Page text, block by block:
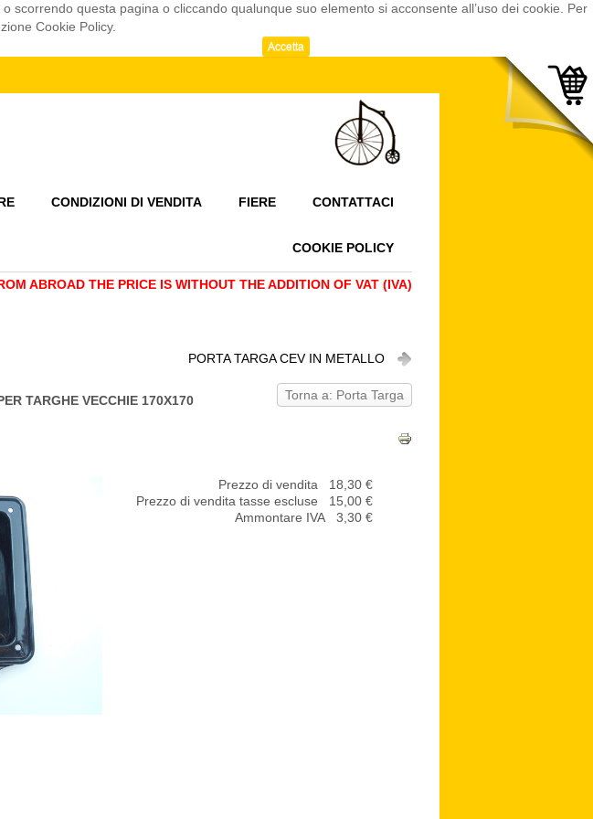
questa pagina o cliccando qualunque suo elemento si acconsente all’uso dei cookie. Per
Cookie Policy.
Accetta
CONDIZIONI DI VENDITA FIERE CONTATTACI
COOKIE POLICY
ABROAD THE PRICE IS WITHOUT THE ADDITION OF VAT (IVA)
PORTA TARGA CEV IN METALLO
Torna a: Porta Targa
TARGHE VECCHIE 170X170
Prezzo di vendita
18,30 €
Prezzo di vendita tasse escluse
15,00 €
Ammontare IVA
3,30 €